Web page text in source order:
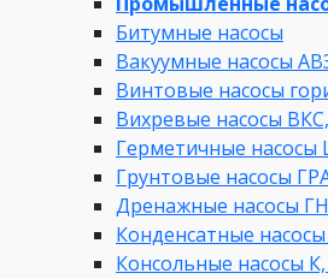
Битумные насосы
Вакуумные насосы
Винтовые насосы
Вихревые насосы
Герметичные насосы
Грунтовые насосы
Дренажные насосы
Конденсатные
Консольные насосы